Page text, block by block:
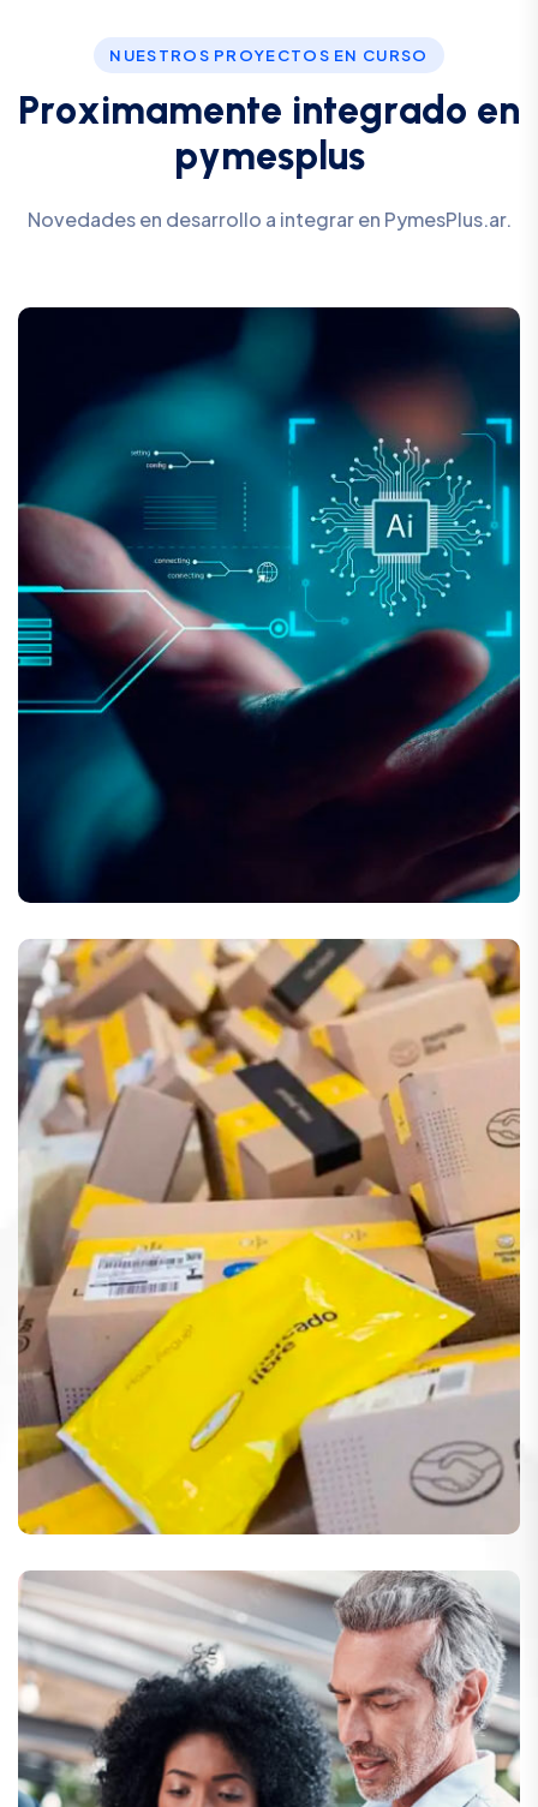
NUESTROS PROYECTOS EN CURSO
Proximamente integrado en
pymesp us
Novedades en desarrollo a integrar en PymesPlus.ar.